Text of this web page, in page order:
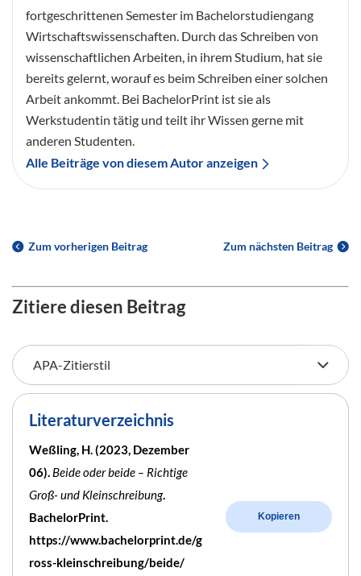
fortgeschrittenen Semester im Bachelorstudiengang
Wirtschaftswissenschaften. Durch das Schreiben von
wissenschaftlichen Arbeiten, in ihrem Studium, hat sie
bereits gelernt, worauf es beim Schreiben einer solchen
Arbeit ankommt. Bei BachelorPrint ist sie als
Werkstudentin tätig und teilt ihr Wissen gerne mit
anderen Studenten.
Alle Beiträge von diesem Autor anzeigen
Zum vorherigen Beitrag Zum nächsten Beitrag
Zitiere diesen Beitrag
Literaturverzeichnis
Weßling, H. (2023, Dezember
06). Beide oder beide – Richtige
Groß- und Kleinschreibung.
BachelorPrint.
https://www.bachelorprint.de/g
ross-kleinschreibung/beide/
Kopieren